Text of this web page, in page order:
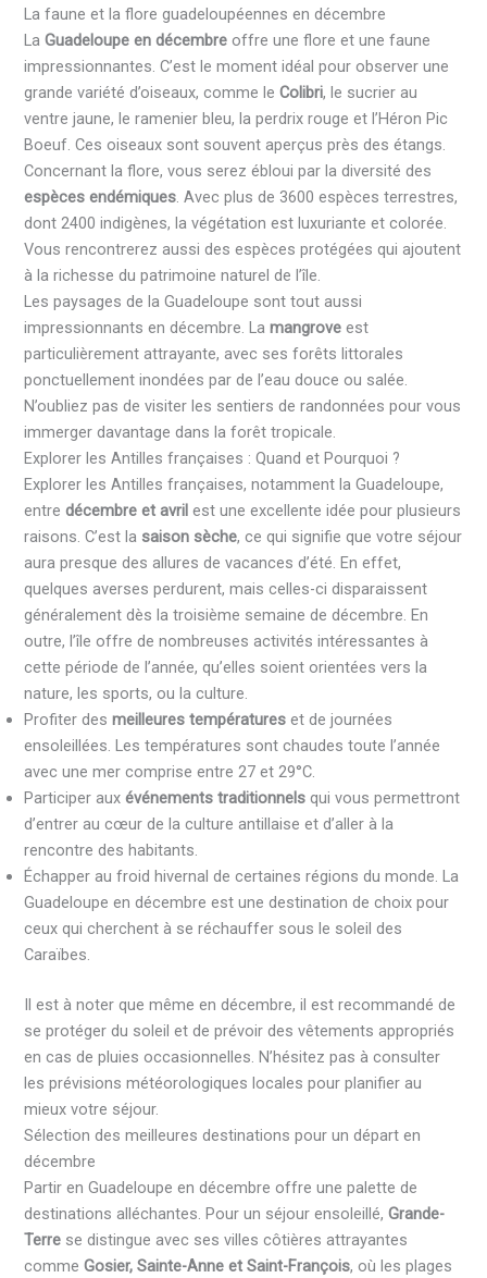
La faune et la flore guadeloupéennes en décembre
LaGuadeloupe en décembre offre une flore et une faune
impressionnantes. C’est le moment idéal pour observer une
grande variété d’oiseaux, comme leColibri, le sucrier au
ventre jaune, le ramenier bleu, la perdrix rouge et l’Héron Pic
Boeuf. Ces oiseaux sont souvent aperçus près des étangs.
Concernant la flore, vous serez ébloui par la diversité des
espèces endémiques. Avec plus de 3600 espèces terrestres,
dont 2400 indigènes, la végétation est luxuriante et colorée.
Vous rencontrerez aussi des espèces protégées qui ajoutent
à la richesse du patrimoine naturel de l’île.
Les paysages de la Guadeloupe sont tout aussi
impressionnants en décembre. Lamangrove est
particulièrement attrayante, avec ses forêts littorales
ponctuellement inondées par de l’eau douce ou salée.
N’oubliez pas de visiter les sentiers de randonnées pour vous
immerger davantage dans la forêt tropicale.
Explorer les Antilles françaises : Quand et Pourquoi ?
Explorer les Antilles françaises, notamment la Guadeloupe,
entredécembre et avril est une excellente idée pour plusieurs
raisons. C’est la saison sèche, ce qui signifie que votre séjour
aura presque des allures de vacances d’été. En effet,
quelques averses perdurent, mais celles-ci disparaissent
généralement dès la troisième semaine de décembre. En
outre, l’île offre de nombreuses activités intéressantes à
cette période de l’année, qu’elles soient orientées vers la
nature, les sports, ou la culture.
Profiter desmeilleures températures et de journées
ensoleillées. Les températures sont chaudes toute l’année
avec une mer comprise entre 27 et 29°C.
Participer auxévénements traditionnels qui vous permettront
d’entrer au cœur de la culture antillaise et d’aller à la
rencontre des habitants.
Échapper au froid hivernal de certaines régions du monde. La
Guadeloupe en décembre est une destination de choix pour
ceux qui cherchent à se réchauffer sous le soleil des
Caraïbes.
Il est à noter que même en décembre, il est recommandé de
se protéger du soleil et de prévoir des vêtements appropriés
en cas de pluies occasionnelles. N’hésitez pas à consulter
les prévisions météorologiques locales pour planifier au
mieux votre séjour.
Sélection des meilleures destinations pour un départ en
décembre
Partir en Guadeloupe en décembre offre une palette de
destinations alléchantes. Pour un séjour ensoleillé,Grande-
Terre se distingue avec ses villes côtières attrayantes
commeGosier, Sainte-Anne et Saint-François, où les plages